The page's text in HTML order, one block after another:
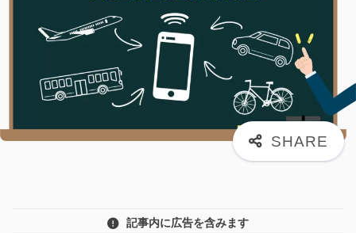
記事内に広告を含みます